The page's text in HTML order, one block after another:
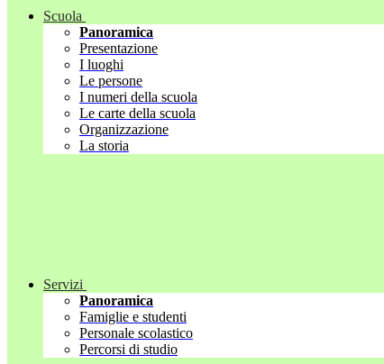
Scuola
Panoramica
Presentazione
I luoghi
Le persone
I numeri della scuola
Le carte della scuola
Organizzazione
La storia
Servizi
Panoramica
Famiglie e studenti
Personale scolastico
Percorsi di studio